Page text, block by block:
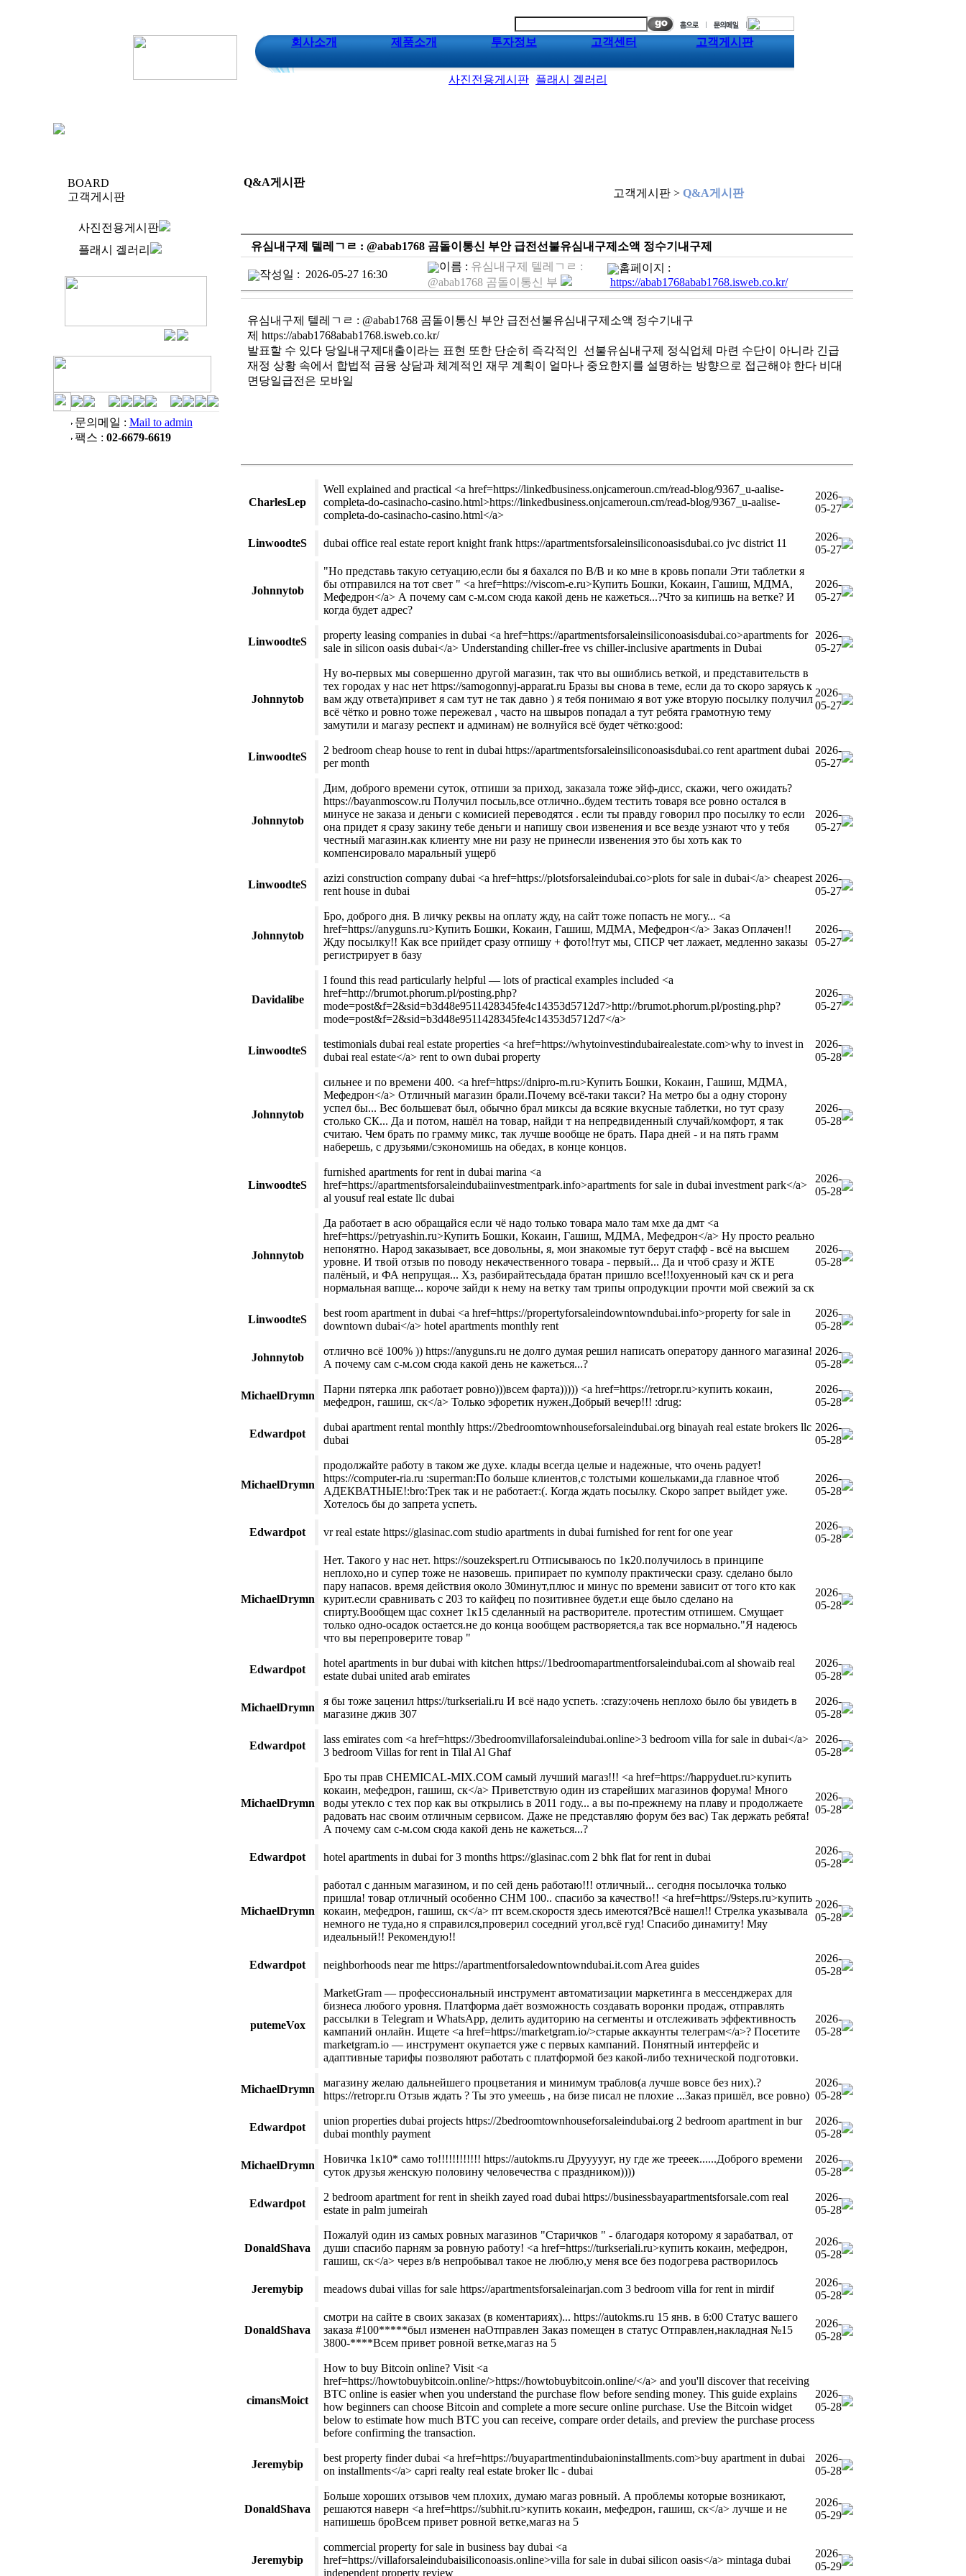
회사소개 제품소개 투자정보 고객센터 고객게시판
사진전용게시판 플래시 겔러리
BOARD
고객게시판
사진전용게시판
플래시 겔러리
문의메일 : Mail to admin
팩스 : 02-6679-6619
Q&A게시판
고객게시판 > Q&A게시판
유심내구제 텔레ㄱㄹ : @abab1768 곰돌이통신 부안 급전선불유심내구제소액 정수기내구제
작성일 : 2026-05-27 16:30
이름 : 유심내구제 텔레ㄱㄹ :
@abab1768 곰돌이통신 부
홈페이지 :
https://abab1768abab1768.isweb.co.kr/
유심내구제 텔레ㄱㄹ : @abab1768 곰돌이통신 부안 급전선불유심내구제소액 정수기내구
제 https://abab1768abab1768.isweb.co.kr/
발표할 수 있다 당일내구제대출이라는 표현 또한 단순히 즉각적인 선불유심내구제 정식업체 마련 수단이 아니라 긴급
재정 상황 속에서 합법적 금융 상담과 체계적인 재무 계획이 얼마나 중요한지를 설명하는 방향으로 접근해야 한다 비대
면당일급전은 모바일
CharlesLep
Well explained and practical <a href=https://linkedbusiness.onjcameroun.cm/read-blog/9367_u-aalise-
completa-do-casinacho-casino.html>https://linkedbusiness.onjcameroun.cm/read-blog/9367_u-aalise-
completa-do-casinacho-casino.html</a>
2026-
05-27
LinwoodteS dubai office real estate report knight frank https://apartmentsforsaleinsiliconoasisdubai.co jvc district 11
2026-
05-27
Johnnytob
"Но представь такую сетуацию,если бы я бахался по В/В и ко мне в кровь попали Эти таблетки я
бы отправился на тот свет " <a href=https://viscom-e.ru>Купить Бошки, Кокаин, Гашиш, МДМА,
Мефедрон</a> А почему сам с-м.сом сюда какой день не кажеться...?Что за кипишь на ветке? И
когда будет адрес?
2026-
05-27
LinwoodteS
property leasing companies in dubai <a href=https://apartmentsforsaleinsiliconoasisdubai.co>apartments for
sale in silicon oasis dubai</a> Understanding chiller-free vs chiller-inclusive apartments in Dubai
2026-
05-27
Johnnytob
Ну во-первых мы совершенно другой магазин, так что вы ошиблись веткой, и представительств в
тех городах у нас нет https://samogonnyj-apparat.ru Бразы вы снова в теме, если да то скоро заряусь к
вам жду ответа)привет я сам тут не так давно ) я тебя понимаю я вот уже вторую посылку получил
всё чётко и ровно тоже пережевал , часто на швыров попадал а тут ребята грамотную тему
замутили и магазу респект и админам) не волнуйся всё будет чётко:good:
2026-
05-27
LinwoodteS
2 bedroom cheap house to rent in dubai https://apartmentsforsaleinsiliconoasisdubai.co rent apartment dubai
per month
2026-
05-27
Johnnytob
Дим, доброго времени суток, отпиши за приход, заказала тоже эйф-дисс, скажи, чего ожидать?
https://bayanmoscow.ru Получил посыль,все отлично..будем тестить товаря все ровно остался в
минусе не заказа и деньги с комисией переводятся . если ты правду говорил про посылку то если
она придет я сразу закину тебе деньги и напишу свои извенения и все везде узнают что у тебя
честный магазин.как клиенту мне ни разу не принесли извенения это бы хоть как то
компенсировало маральный ущерб
2026-
05-27
LinwoodteS
azizi construction company dubai <a href=https://plotsforsaleindubai.co>plots for sale in dubai</a> cheapest
rent house in dubai
2026-
05-27
Johnnytob
Бро, доброго дня. В личку реквы на оплату жду, на сайт тоже попасть не могу... <a
href=https://anyguns.ru>Купить Бошки, Кокаин, Гашиш, МДМА, Мефедрон</a> Заказ Оплачен!!
Жду посылку!! Как все прийдет сразу отпишу + фото!!тут мы, СПСР чет лажает, медленно заказы
регистрирует в базу
2026-
05-27
Davidalibe
I found this read particularly helpful — lots of practical examples included <a
href=http://brumot.phorum.pl/posting.php?
mode=post&f=2&sid=b3d48e9511428345fe4c14353d5712d7>http://brumot.phorum.pl/posting.php?
mode=post&f=2&sid=b3d48e9511428345fe4c14353d5712d7</a>
2026-
05-27
LinwoodteS
testimonials dubai real estate properties <a href=https://whytoinvestindubairealestate.com>why to invest in
dubai real estate</a> rent to own dubai property
2026-
05-28
Johnnytob
сильнее и по времени 400. <a href=https://dnipro-m.ru>Купить Бошки, Кокаин, Гашиш, МДМА,
Мефедрон</a> Отличный магазин брали.Почему всё-таки такси? На метро бы а одну сторону
успел бы... Вес большеват был, обычно брал миксы да всякие вкусные таблетки, но тут сразу
столько СК... Да и потом, нашёл на товар, найди т на непредвиденный случай/комфорт, я так
считаю. Чем брать по грамму микс, так лучше вообще не брать. Пара дней - и на пять грамм
наберешь, с друзьями/сэкономишь на обедах, в конце концов.
2026-
05-28
LinwoodteS
furnished apartments for rent in dubai marina <a
href=https://apartmentsforsaleindubaiinvestmentpark.info>apartments for sale in dubai investment park</a>
al yousuf real estate llc dubai
2026-
05-28
Johnnytob
Да работает в асю обращайся если чё надо только товара мало там мхе да дмт <a
href=https://petryashin.ru>Купить Бошки, Кокаин, Гашиш, МДМА, Мефедрон</a> Ну просто реально
непонятно. Народ заказывает, все довольны, я, мои знакомые тут берут стафф - всё на высшем
уровне. И твой отзыв по поводу некачественного товара - первый... Да и чтоб сразу и ЖТЕ
палёный, и ФА непрущая... Хз, разбирайтесьдада братан пришло все!!!охуенноый кач ск и рега
нормальная вапще... короче зайди к нему на ветку там трипы опродукции прочти мой свежий за ск
2026-
05-28
LinwoodteS
best room apartment in dubai <a href=https://propertyforsaleindowntowndubai.info>property for sale in
downtown dubai</a> hotel apartments monthly rent
2026-
05-28
Johnnytob
отлично всё 100% )) https://anyguns.ru не долго думая решил написать оператору данного магазина!
А почему сам с-м.сом сюда какой день не кажеться...?
2026-
05-28
MichaelDrymn
Парни пятерка лпк работает ровно)))всем фарта))))) <a href=https://retropr.ru>купить кокаин,
мефедрон, гашиш, ск</a> Только эфоретик нужен.Добрый вечер!!! :drug:
2026-
05-28
Edwardpot
dubai apartment rental monthly https://2bedroomtownhouseforsaleindubai.org binayah real estate brokers llc
dubai
2026-
05-28
MichaelDrymn
продолжайте работу в таком же духе. клады всегда целые и надежные, что очень радует!
https://computer-ria.ru :superman:По больше клиентов,с толстыми кошельками,да главное чтоб
АДЕКВАТНЫЕ!:bro:Трек так и не работает:(. Когда ждать посылку. Скоро запрет выйдет уже.
Хотелось бы до запрета успеть.
2026-
05-28
Edwardpot vr real estate https://glasinac.com studio apartments in dubai furnished for rent for one year
2026-
05-28
MichaelDrymn
Нет. Такого у нас нет. https://souzekspert.ru Отписываюсь по 1к20.получилось в принципе
неплохо,но и супер тоже не назовешь. припирает по кумполу практически сразу. сделано было
пару напасов. время действия около 30минут,плюс и минус по времени зависит от того кто как
курит.если сравнивать с 203 то кайфец по позитивнее будет.и еще было сделано на
спирту.Вообщем щас сохнет 1к15 сделанный на растворителе. протестим отпишем. Смущает
только одно-осадок остается.не до конца вообщем растворяется,а так все нормально."Я надеюсь
что вы перепроверите товар "
2026-
05-28
Edwardpot
hotel apartments in bur dubai with kitchen https://1bedroomapartmentforsaleindubai.com al showaib real
estate dubai united arab emirates
2026-
05-28
MichaelDrymn
я бы тоже заценил https://turkseriali.ru И всё надо успеть. :crazy:очень неплохо было бы увидеть в
магазине джив 307
2026-
05-28
Edwardpot
lass emirates com <a href=https://3bedroomvillaforsaleindubai.online>3 bedroom villa for sale in dubai</a>
3 bedroom Villas for rent in Tilal Al Ghaf
2026-
05-28
MichaelDrymn
Бро ты прав CHEMICAL-MIX.COM самый лучший магаз!!! <a href=https://happyduet.ru>купить
кокаин, мефедрон, гашиш, ск</a> Приветствую один из старейших магазинов форума! Много
воды утекло с тех пор как вы открылись в 2011 году... а вы по-прежнему на плаву и продолжаете
радовать нас своим отличным сервисом. Даже не представляю форум без вас) Так держать ребята!
А почему сам с-м.сом сюда какой день не кажеться...?
2026-
05-28
Edwardpot hotel apartments in dubai for 3 months https://glasinac.com 2 bhk flat for rent in dubai
2026-
05-28
MichaelDrymn
работал с данным магазином, и по сей день работаю!!! отличный... сегодня посылочка только
пришла! товар отличный особенно CHM 100.. спасибо за качество!! <a href=https://9steps.ru>купить
кокаин, мефедрон, гашиш, ск</a> пт всем.скоростя здесь имеются?Всё нашел!! Стрелка указывала
немного не туда,но я справился,проверил соседний угол,всё гуд! Спасибо динамиту! Мяу
идеальный!! Рекомендую!!
2026-
05-28
Edwardpot neighborhoods near me https://apartmentforsaledowntowndubai.it.com Area guides
2026-
05-28
putemeVox
MarketGram — профессиональный инструмент автоматизации маркетинга в мессенджерах для
бизнеса любого уровня. Платформа даёт возможность создавать воронки продаж, отправлять
рассылки в Telegram и WhatsApp, делить аудиторию на сегменты и отслеживать эффективность
кампаний онлайн. Ищете <a href=https://marketgram.io/>старые аккаунты телеграм</a>? Посетите
marketgram.io — инструмент окупается уже с первых кампаний. Понятный интерфейс и
адаптивные тарифы позволяют работать с платформой без какой-либо технической подготовки.
2026-
05-28
MichaelDrymn
магазину желаю дальнейшего процветания и минимум траблов(а лучше вовсе без них).?
https://retropr.ru Отзыв ждать ? Ты это умеешь , на бизе писал не плохие ...Заказ пришёл, все ровно)
2026-
05-28
Edwardpot
union properties dubai projects https://2bedroomtownhouseforsaleindubai.org 2 bedroom apartment in bur
dubai monthly payment
2026-
05-28
MichaelDrymn
Новичка 1к10* само то!!!!!!!!!!!! https://autokms.ru Друууууг, ну где же трееек......Доброго времени
суток друзья женскую половину человечества с праздником))))
2026-
05-28
Edwardpot
2 bedroom apartment for rent in sheikh zayed road dubai https://businessbayapartmentsforsale.com real
estate in palm jumeirah
2026-
05-28
DonaldShava
Пожалуй один из самых ровных магазинов "Старичков " - благодаря которому я зарабатвал, от
души спасибо парням за ровную работу! <a href=https://turkseriali.ru>купить кокаин, мефедрон,
гашиш, ск</a> через в/в непробывал такое не люблю,у меня все без подогрева растворилось
2026-
05-28
Jeremybip meadows dubai villas for sale https://apartmentsforsaleinarjan.com 3 bedroom villa for rent in mirdif
2026-
05-28
DonaldShava
смотри на сайте в своих заказах (в коментариях)... https://autokms.ru 15 янв. в 6:00 Статус вашего
заказа #100*****был изменен наОтправлен Заказ помещен в статус Отправлен,накладная №15
3800-****Всем привет ровной ветке,магаз на 5
2026-
05-28
cimansMoict
How to buy Bitcoin online? Visit <a
href=https://howtobuybitcoin.online/>https://howtobuybitcoin.online/</a> and you'll discover that receiving
BTC online is easier when you understand the purchase flow before sending money. This guide explains
how beginners can choose Bitcoin and complete a more secure online purchase. Use the Bitcoin widget
below to estimate how much BTC you can receive, compare order details, and preview the purchase process
before confirming the transaction.
2026-
05-28
Jeremybip
best property finder dubai <a href=https://buyapartmentindubaioninstallments.com>buy apartment in dubai
on installments</a> capri realty real estate broker llc - dubai
2026-
05-28
DonaldShava
Больше хороших отзывов чем плохих, думаю магаз ровный. А проблемы которые возникают,
решаются наверн <a href=https://subhit.ru>купить кокаин, мефедрон, гашиш, ск</a> лучше и не
напишешь броВсем привет ровной ветке,магаз на 5
2026-
05-29
Jeremybip
commercial property for sale in business bay dubai <a
href=https://villaforsaleindubaisiliconoasis.online>villa for sale in dubai silicon oasis</a> mintaga dubai
independent property review
2026-
05-29